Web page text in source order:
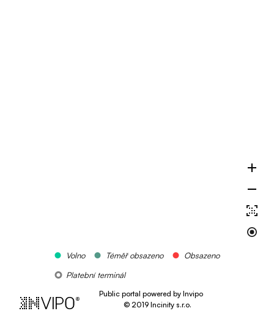
Public portal powered by Invipo
© 2019Incinity s.r.o.
Volno Téměř obsazeno
Obsazeno
Platební terminál